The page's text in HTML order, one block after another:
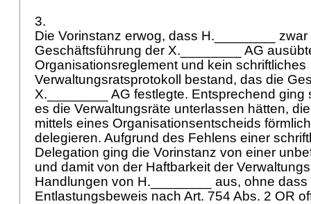
3.
Die Vorinstanz erwog, dass H.________
Geschäftsführung der X.________ AG
Organisationsreglement und kein schriftliches
Verwaltungsratsprotokoll bestand, das die
X.________ AG festlegte. Entsprechend ging
es die Verwaltungsräte unterlassen hätten,
mittels eines Organisationsentscheids
delegieren. Aufgrund des Fehlens einer
Delegation ging die Vorinstanz von einer
und damit von der Haftbarkeit der
Handlungen von H.________ aus, ohne dass
Entlastungsbeweis nach Art. 754 Abs. 2 OR